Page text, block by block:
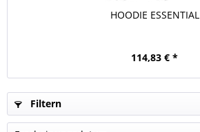
HOODIE ESSENTIAL
114,83 € *
Filtern